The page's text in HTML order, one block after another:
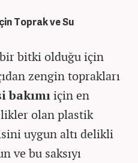
Toprak ve Su
bitki olduğu için
zengin toprakları
bakımıiçin en
olan plastik
uygun altı delikli
ve bu saksıyı